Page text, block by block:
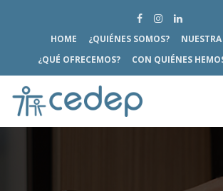
HOME ¿QUIÉNES SOMOS?
¿QUÉ OFRECEMOS?
CON QUIÉNES